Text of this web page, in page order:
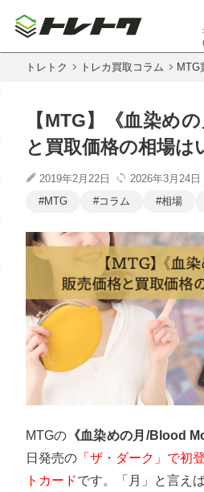
トレトク トレカ買取コラム MTG
【MTG】《血染め
と買取価格の相場は
2019年2月22日
2026年3月24日
MTG
コラム 相場
MTGの 《血染めの月/Blood
日発売の 「ザ・ダーク」で初
トカードです。「月」と言え